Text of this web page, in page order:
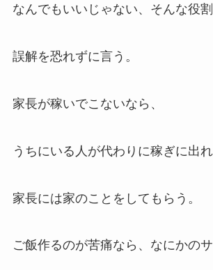
なんでもいいじゃない、そんな役割
誤解を恐れずに言う。
家長が稼いでこないなら、
うちにいる人が代わりに稼ぎに出れ
家長には家のことをしてもらう。
ご飯作るのが苦痛なら、なにかの